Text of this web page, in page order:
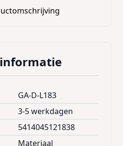
GA-D-L183
3-5 werkdagen
5414045121838
Materiaal